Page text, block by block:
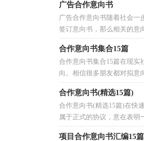
广告合作意向书
广告合作意向书随着社会一
签订意向书，那么相关的意
合作意向书集合15篇
合作意向书集合15篇在现实
向。相信很多朋友都对拟意
合作意向书(精选15篇)
合作意向书(精选15篇)在快
属于正式的协议，意在表明
项目合作意向书汇编15篇